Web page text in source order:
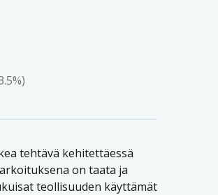
tehtävä kehitettäessä
on taata ja
teollisuuden käyttämät